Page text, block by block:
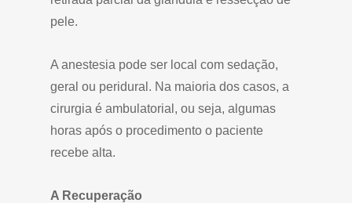
pele.
A anestesia pode ser local com sedação,
geral ou peridural. Na maioria dos casos, a
cirurgia é ambulatorial, ou seja, algumas
horas após o procedimento o paciente
recebe alta.
A Recuperação